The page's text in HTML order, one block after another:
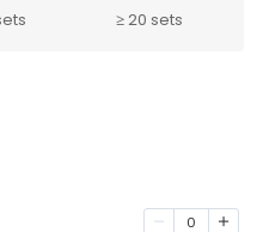
≥ 20 sets
0